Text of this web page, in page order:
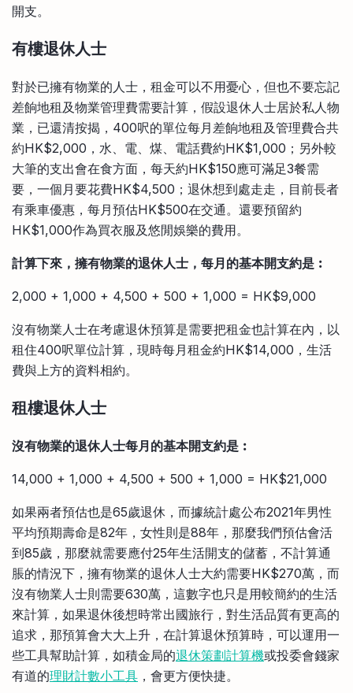
開支。
有樓退休人士
對於已擁有物業的人士，租金可以不用憂心，但也不要忘記
差餉地租及物業管理費需要計算，假設退休人士居於私人物
業，已還清按揭，400呎的單位每月差餉地租及管理費合共
約HK$2,000，水、電、煤、電話費約HK$1,000；另外較
大筆的支出會在食方面，每天約HK$150應可滿足3餐需
要，一個月要花費HK$4,500；退休想到處走走，目前長者
有乘車優惠，每月預估HK$500在交通。還要預留約
HK$1,000作為買衣服及悠閒娛樂的費用。
計算下來，擁有物業的退休人士，每月的基本開支約是︰
2,000 + 1,000 + 4,500 + 500 + 1,000 = HK$9,000
沒有物業人士在考慮退休預算是需要把租金也計算在內，以
租住400呎單位計算，現時每月租金約HK$14,000，生活
費與上方的資料相約。
租樓退休人士
沒有物業的退休人士每月的基本開支約是︰
14,000 + 1,000 + 4,500 + 500 + 1,000 = HK$21,000
如果兩者預估也是65歲退休，而據統計處公布2021年男性
平均預期壽命是82年，女性則是88年，那麼我們預估會活
到85歲，那麼就需要應付25年生活開支的儲蓄，不計算通
脹的情況下，擁有物業的退休人士大約需要HK$270萬，而
沒有物業人士則需要630萬，這數字也只是用較簡約的生活
來計算，如果退休後想時常出國旅行，對生活品質有更高的
追求，那預算會大大上升，在計算退休預算時，可以運用一
些工具幫助計算，如積金局的退休策劃計算機或投委會錢家
有道的理財計數小工具 ，會更方便快捷。